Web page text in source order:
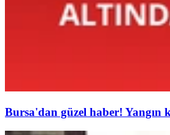
Bursa'dan güzel haber! Yangın